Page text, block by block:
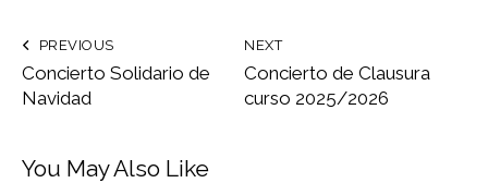
PREVIOUS
Concierto Solidario de
Navidad
NEXT
Concierto de Clausura
curso 2025/2026
You May Also Like